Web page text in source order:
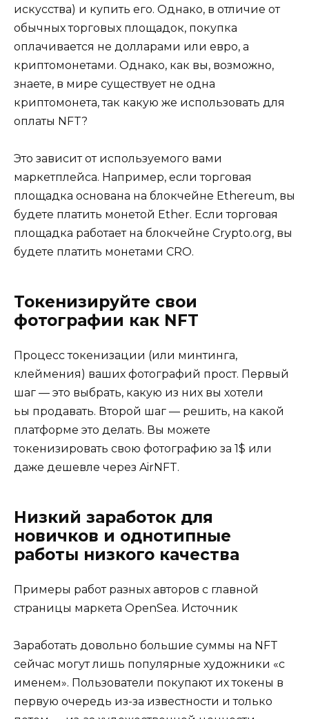
искусства) и купить его. Однако, в отличие от
обычных торговых площадок, покупка
оплачивается не долларами или евро, а
криптомонетами. Однако, как вы, возможно,
знаете, в мире существует не одна
криптомонета, так какую же использовать для
оплаты NFT?
Это зависит от используемого вами
маркетплейса. Например, если торговая
площадка основана на блокчейне Ethereum, вы
будете платить монетой Ether. Если торговая
площадка работает на блокчейне Crypto.org, вы
будете платить монетами CRO.
Токенизируйте свои
фотографии как NFT
Процесс токенизации (или минтинга,
клеймения) ваших фотографий прост. Первый
шаг — это выбрать, какую из них вы хотели
ьы продавать. Второй шаг — решить, на какой
платформе это делать. Вы можете
токенизировать свою фотографию за 1$ или
даже дешевле через AirNFT.
Низкий заработок для
новичков и однотипные
работы низкого качества
Примеры работ разных авторов с главной
страницы маркета OpenSea. Источник
Заработать довольно большие суммы на NFT
сейчас могут лишь популярные художники «с
именем». Пользователи покупают их токены в
первую очередь из-за известности и только